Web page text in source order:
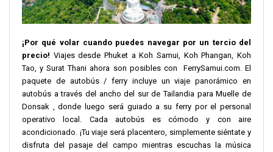
¡Por qué volar cuando puedes navegar por un tercio del
precio! Viajes desde Phuket a Koh Samui, Koh Phangan, Koh
Tao, y Surat Thani ahora son posibles con FerrySamui.com. El
paquete de autobús / ferry incluye un viaje panorámico en
autobús a través del ancho del sur de Tailandia para Muelle de
Donsak , donde luego será guiado a su ferry por el personal
operativo local. Cada autobús es cómodo y con aire
acondicionado. ¡Tu viaje será placentero, simplemente siéntate y
disfruta del pasaje del campo mientras escuchas la música